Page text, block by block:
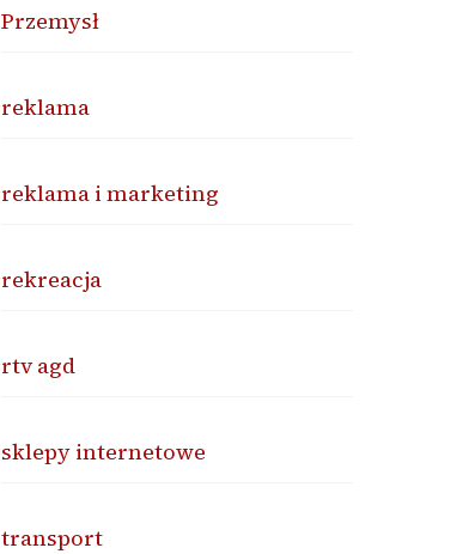
Przemysł
reklama
reklama i marketing
rekreacja
rtv agd
sklepy internetowe
transport